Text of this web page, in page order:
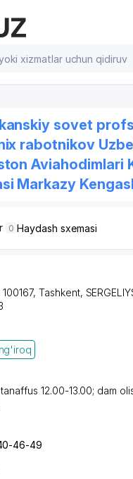
sovet
rabotnikov
Aviahodimlari
Markazy
0 Haydash sxemasi
Tashkent,
12.00-13.00; dam
46-49